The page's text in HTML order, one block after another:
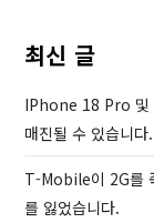
s
P
o
s
t
최신 글
IPhone 18 Pro 및
매진될 수 있습니다.
T-Mobile이 2G를
를 잃었습니다.